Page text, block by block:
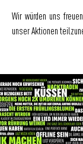
Wir würden uns
unser Aktionen